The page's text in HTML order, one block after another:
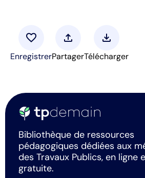
favorite
Enregistrer
upload
Partager
download
Télécharger
Bibliothèque de ressources
pédagogiques dédiées aux
des Travaux Publics, en ligne
gratuite.